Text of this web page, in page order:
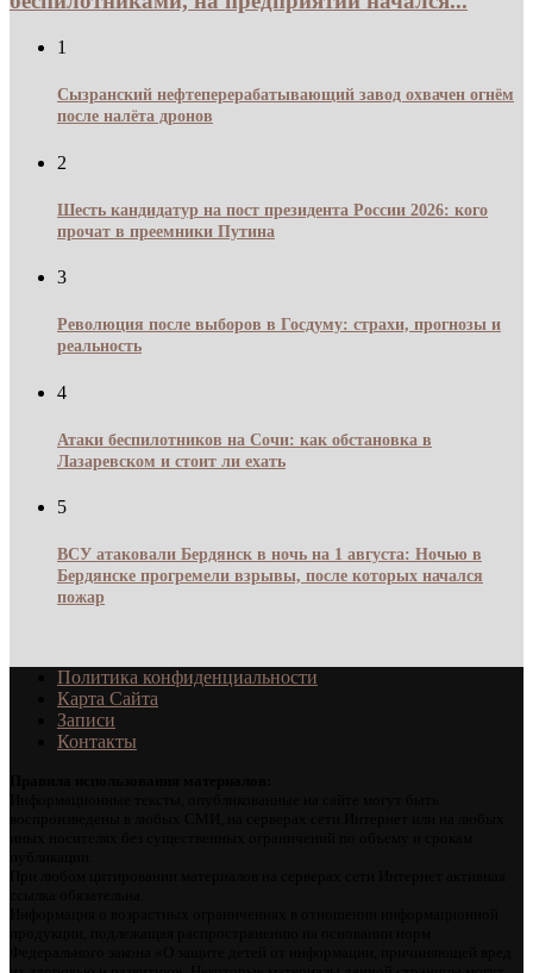
1
Сызранский нефтеперерабатывающий завод охвачен огнём
после налёта дронов
2
Шесть кандидатур на пост президента России 2026: кого
прочат в преемники Путина
3
Революция после выборов в Госдуму: страхи, прогнозы и
реальность
4
Атаки беспилотников на Сочи: как обстановка в
Лазаревском и стоит ли ехать
5
ВСУ атаковали Бердянск в ночь на 1 августа: Ночью в
Бердянске прогремели взрывы, после которых начался
пожар
Политика конфиденциальности
Карта Сайта
Записи
Контакты